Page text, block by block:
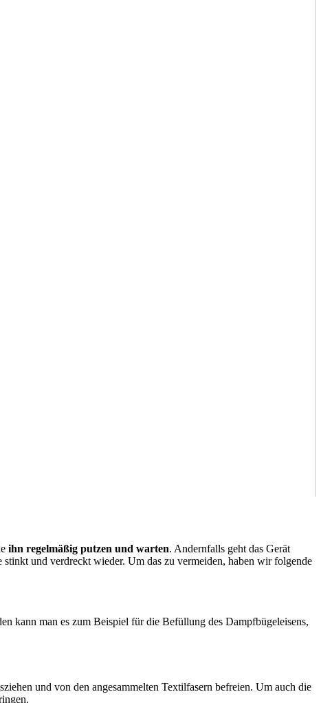
ihn regelmäßig putzen und warten. Andernfalls geht das Gerät
und verdreckt wieder. Um das zu vermeiden, haben wir folgende
kann man es zum Beispiel für die Befüllung des Dampfbügeleisens,
und von den angesammelten Textilfasern befreien. Um auch die